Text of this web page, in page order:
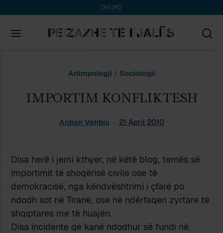
DHURO
Antropologji / Sociologji
IMPORTIM KONFLIKTESH
Ardian Vehbiu 21 April 2010
Disa herë i jemi kthyer, në këtë blog, temës së
importimit të shoqërisë civile ose të
demokracisë, nga këndvështrimi i çfarë po
ndodh sot në Tiranë, ose në ndërfaqen zyrtare të
shqiptares me të huajën.
Disa incidente që kanë ndodhur së fundi në